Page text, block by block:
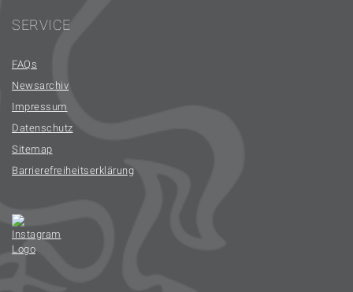
SERVICE
FAQs
Newsarchiv
Impressum
Datenschutz
Sitemap
Barrierefreiheitserklärung